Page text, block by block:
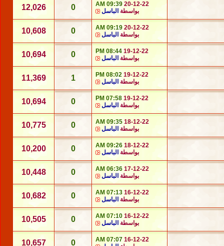
20-12-22
09:39 AM
بواسطة الباسل 0
12,026
20-12-22
09:19 AM
بواسطة الباسل 0
10,608
19-12-22
08:44 PM
بواسطة الباسل 0
10,694
19-12-22
08:02 PM
بواسطة الباسل 1
11,369
19-12-22
07:58 PM
بواسطة الباسل 0
10,694
18-12-22
09:35 AM
بواسطة الباسل 0
10,775
18-12-22
09:26 AM
بواسطة الباسل 0
10,200
17-12-22
06:36 AM
بواسطة الباسل 0
10,448
16-12-22
07:13 AM
بواسطة الباسل 0
10,682
16-12-22
07:10 AM
بواسطة الباسل 0
10,505
16-12-22
07:07 AM
0
10,657